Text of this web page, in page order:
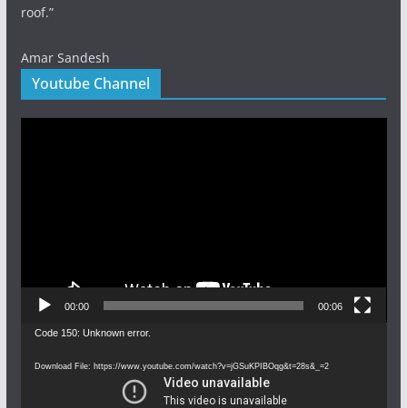
roof.”
Amar Sandesh
Youtube Channel
00:00 00:06
Video
Code 150: Unknown error.
Download File: https://www.youtube.com/watch?v=jGSuKPIBOqg&t=28s&_=2